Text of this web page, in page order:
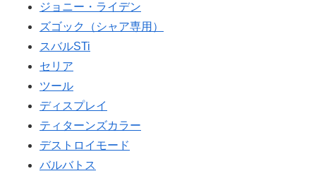
ジョニー・ライデン
ズゴック（シャア専用）
スバルSTi
セリア
ツール
ディスプレイ
ティターンズカラー
デストロイモード
バルバトス